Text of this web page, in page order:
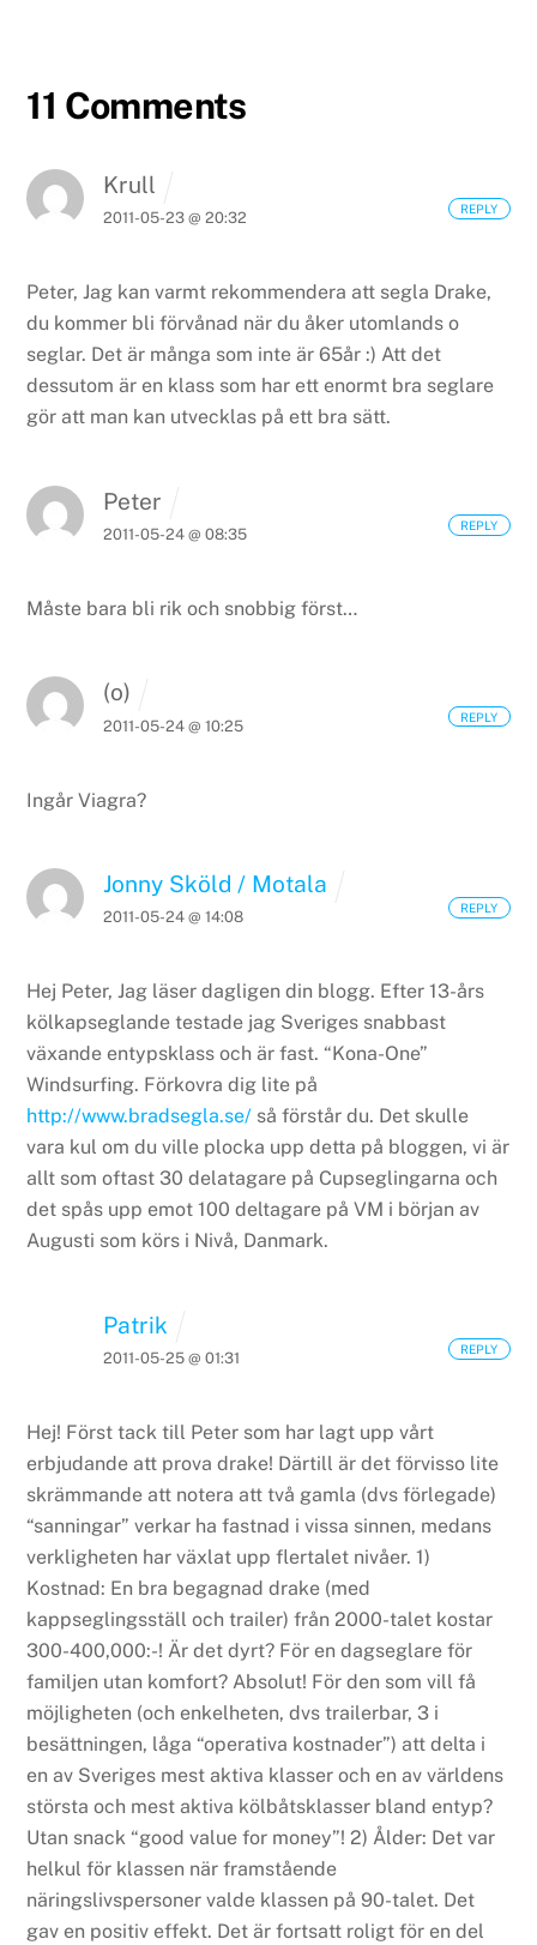
11 Comments
Krull
2011-05-23 @ 20:32
Peter, Jag kan varmt rekommendera att segla Drake,
du kommer bli förvånad när du åker utomlands o
seglar. Det är många som inte är 65år :) Att det
dessutom är en klass som har ett enormt bra seglare
gör att man kan utvecklas på ett bra sätt.
REPLY
Peter
2011-05-24 @ 08:35
Måste bara bli rik och snobbig först…
REPLY
(o)
2011-05-24 @ 10:25
Ingår Viagra?
REPLY
Jonny Sköld / Motala
2011-05-24 @ 14:08
Hej Peter, Jag läser dagligen din blogg. Efter 13-års
kölkapseglande testade jag Sveriges snabbast
växande entypsklass och är fast. “Kona-One”
Windsurfing. Förkovra dig lite på
http://www.bradsegla.se/ så förstår du. Det skulle
vara kul om du ville plocka upp detta på bloggen, vi är
allt som oftast 30 delatagare på Cupseglingarna och
det spås upp emot 100 deltagare på VM i början av
Augusti som körs i Nivå, Danmark.
REPLY
Patrik
2011-05-25 @ 01:31
Hej! Först tack till Peter som har lagt upp vårt
erbjudande att prova drake! Därtill är det förvisso lite
skrämmande att notera att två gamla (dvs förlegade)
“sanningar” verkar ha fastnad i vissa sinnen, medans
verkligheten har växlat upp flertalet nivåer. 1)
Kostnad: En bra begagnad drake (med
kappseglingsställ och trailer) från 2000-talet kostar
300-400,000:-! Är det dyrt? För en dagseglare för
familjen utan komfort? Absolut! För den som vill få
möjligheten (och enkelheten, dvs trailerbar, 3 i
besättningen, låga “operativa kostnader”) att delta i
en av Sveriges mest aktiva klasser och en av världens
största och mest aktiva kölbåtsklasser bland entyp?
Utan snack “good value for money”! 2) Ålder: Det var
helkul för klassen när framstående
näringslivspersoner valde klassen på 90-talet. Det
gav en positiv effekt. Det är fortsatt roligt för en del
REPLY